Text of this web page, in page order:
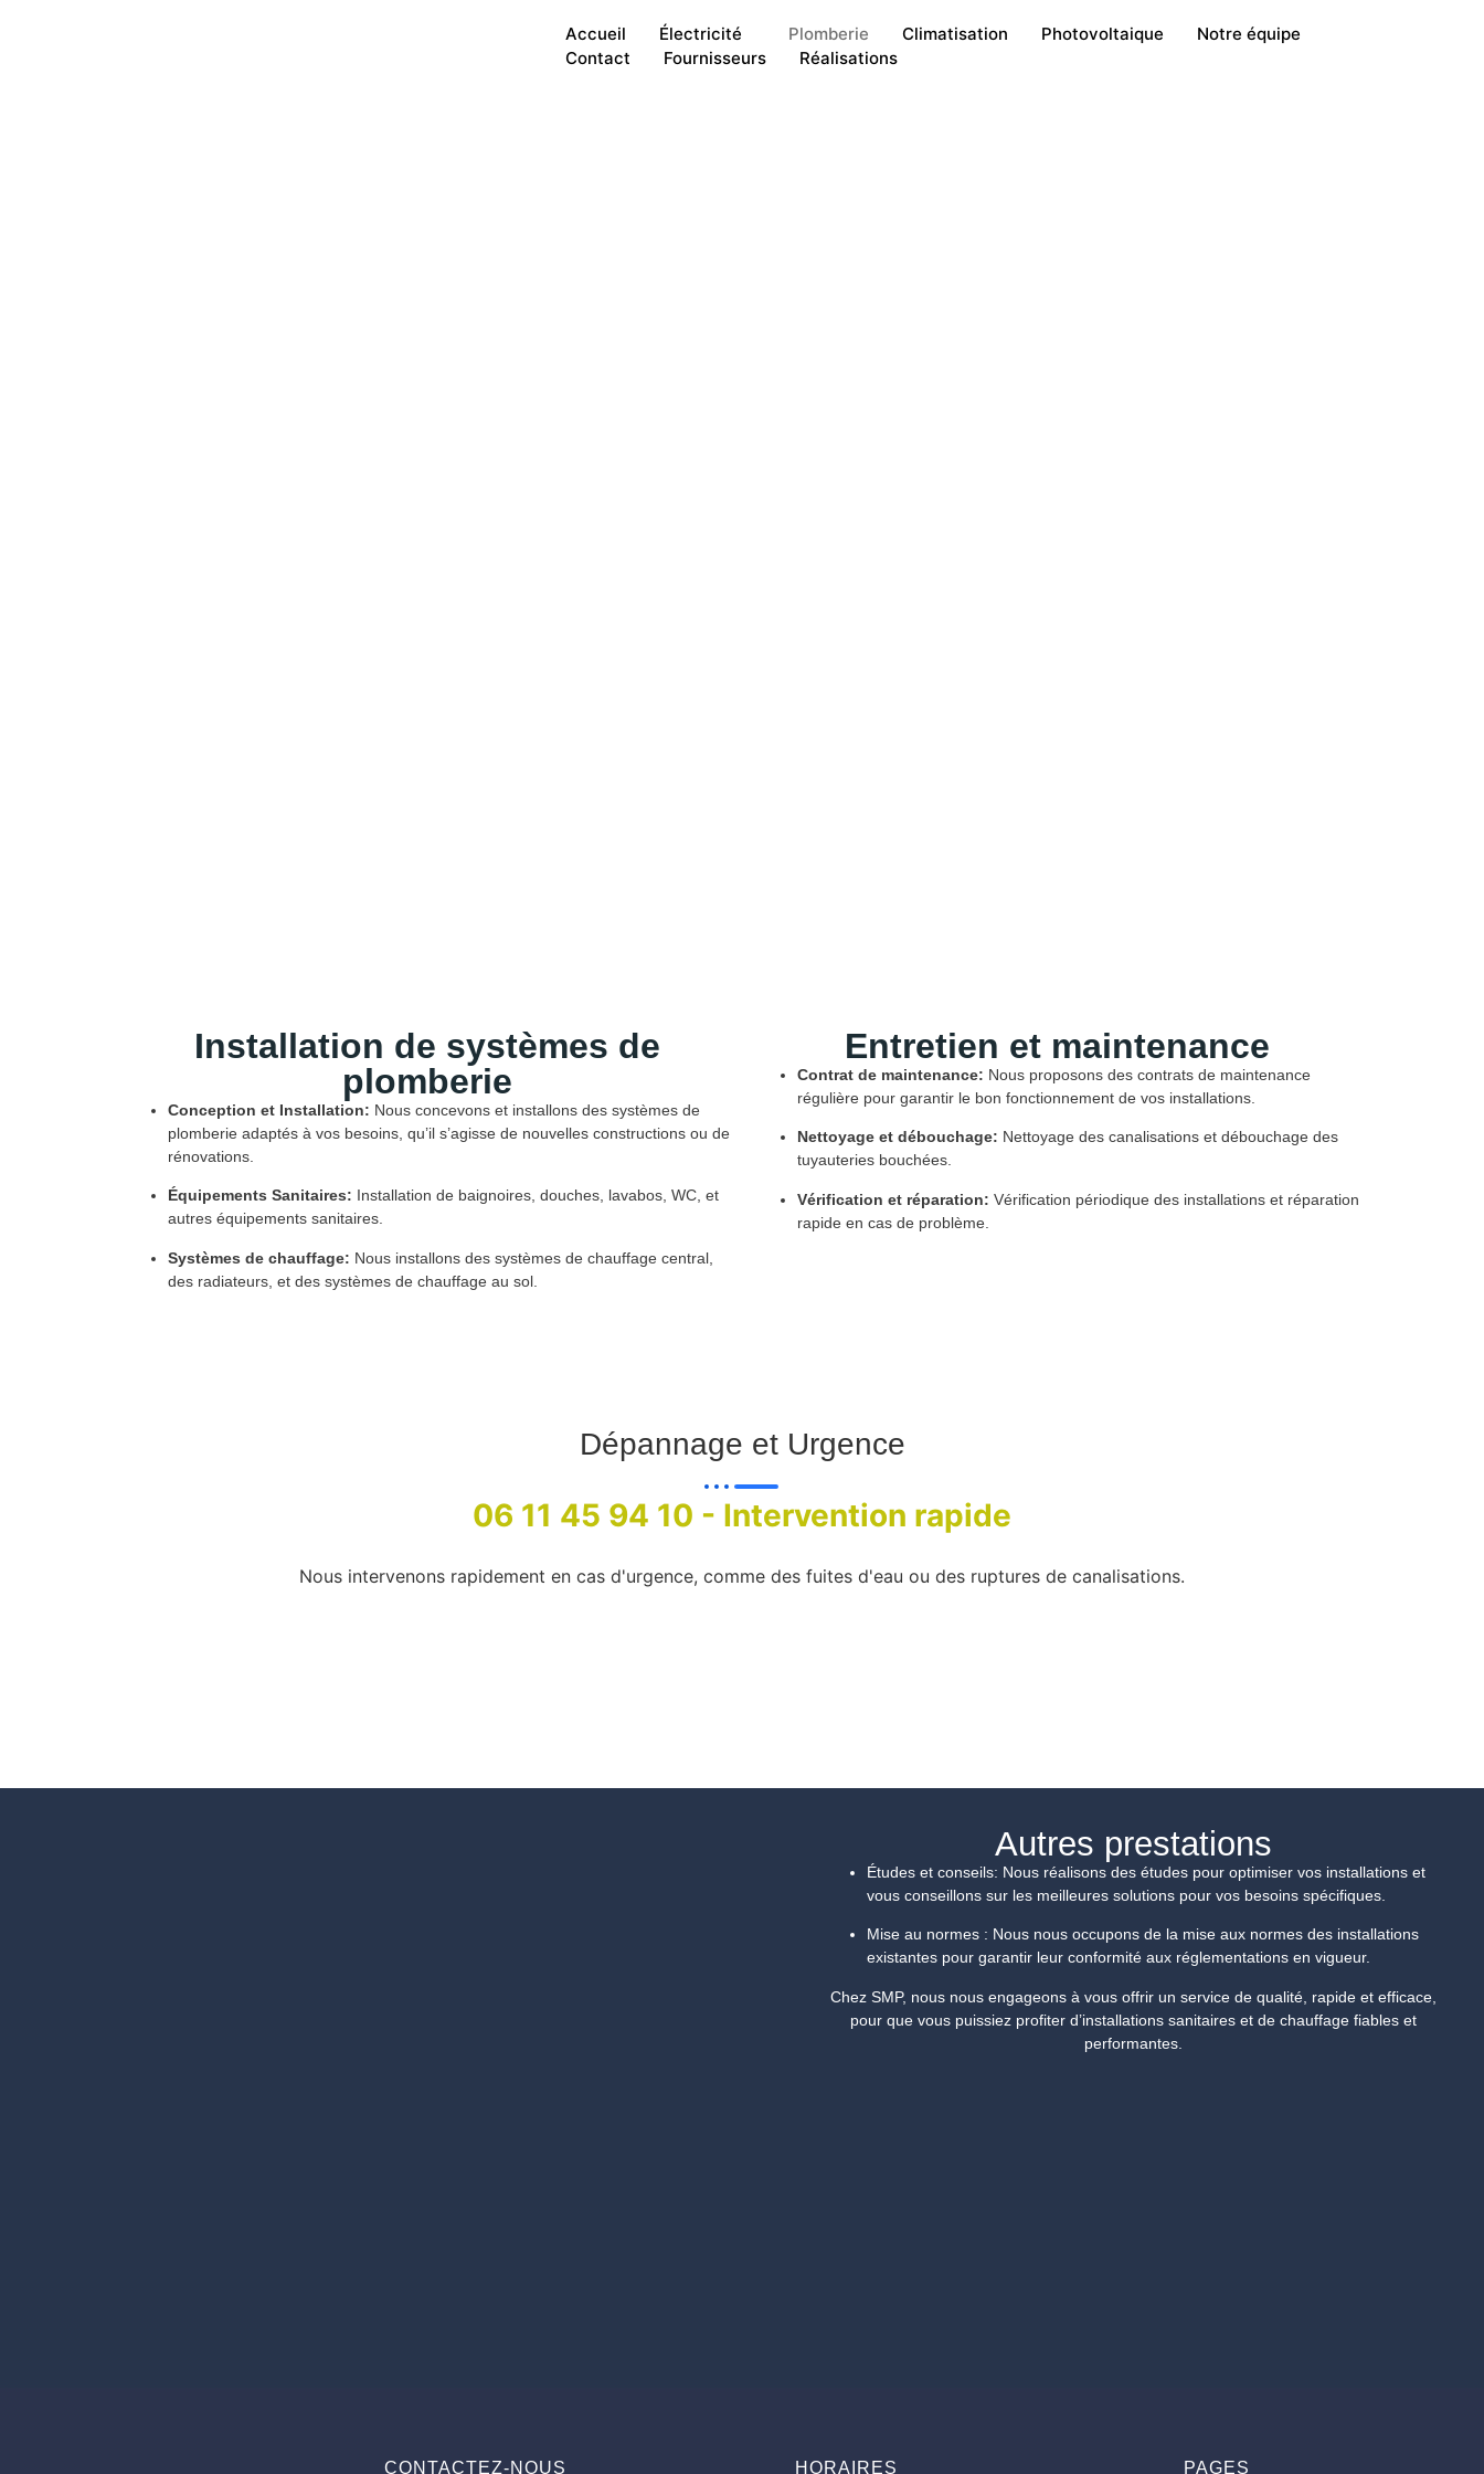
Accueil Électricité Plomberie Climatisation Photovoltaique
Notre équipe
Contact
Fournisseurs Réalisations
Installation de systèmes de
plomberie
Conception et Installation: Nous concevons et installons des systèmes de
plomberie adaptés à vos besoins, qu’il s’agisse de nouvelles constructions ou de
rénovations.
Équipements Sanitaires: Installation de baignoires, douches, lavabos, WC, et
autres équipements sanitaires.
Systèmes de chauffage: Nous installons des systèmes de chauffage central,
des radiateurs, et des systèmes de chauffage au sol.
Entretien et maintenance
Contrat de maintenance: Nous proposons des contrats de maintenance
régulière pour garantir le bon fonctionnement de vos installations.
Nettoyage et débouchage: Nettoyage des canalisations et débouchage des
tuyauteries bouchées.
Vérification et réparation: Vérification périodique des installations et réparation
rapide en cas de problème.
Dépannage et Urgence
06 11 45 94 10 - Intervention rapide
Nous intervenons rapidement en cas d'urgence, comme des fuites d'eau ou des ruptures de canalisations.
Autres prestations
Études et conseils: Nous réalisons des études pour optimiser vos installations et
vous conseillons sur les meilleures solutions pour vos besoins spécifiques.
Mise au normes : Nous nous occupons de la mise aux normes des installations
existantes pour garantir leur conformité aux réglementations en vigueur.
Chez SMP, nous nous engageons à vous offrir un service de qualité, rapide et efficace,
pour que vous puissiez profiter d’installations sanitaires et de chauffage fiables et
performantes.
CONTACTEZ-NOUS HORAIRES PAGES